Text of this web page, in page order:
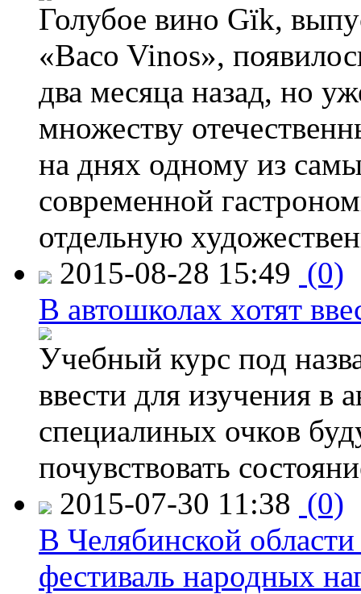
Голубое вино Gïk,
«Baco Vinos»,
два месяца назад, но
множеству
на днях одному из
современной
отдельную
2015-08-28 15:49 (0)
В автошколах хотят
Учебный курс под
ввести для изучения
специалиных очков
почувствовать
2015-07-30 11:38 (0)
В Челябинской
фестиваль народных